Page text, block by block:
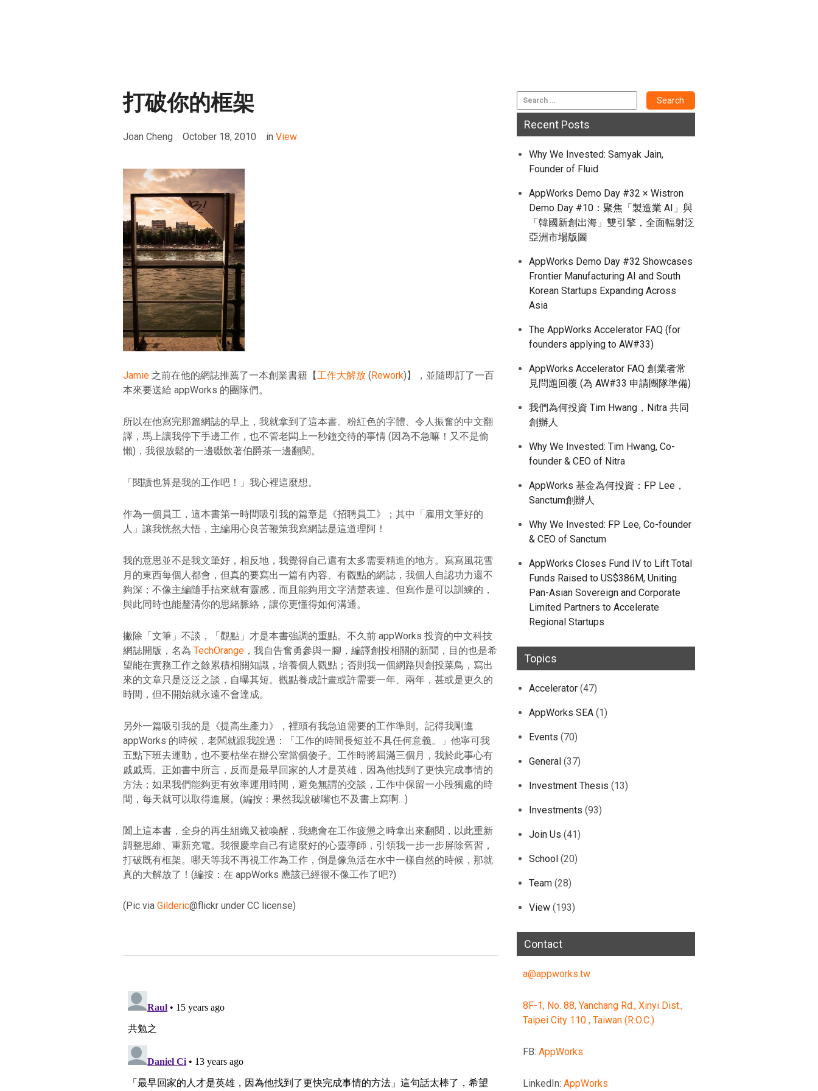
打破你的框架
Joan Cheng October 18, 2010 in View
Jamie 之前在他的網誌推薦了一本創業書籍【工作大解放 (Rework)】，並隨即訂了一百
本來要送給 appWorks 的團隊們。
所以在他寫完那篇網誌的早上，我就拿到了這本書。粉紅色的字體、令人振奮的中文翻
譯，馬上讓我停下手邊工作，也不管老闆上一秒鐘交待的事情 (因為不急嘛！又不是偷
懶)，我很放鬆的一邊啜飲著伯爵茶一邊翻閱。
「閱讀也算是我的工作吧！」我心裡這麼想。
作為一個員工，這本書第一時間吸引我的篇章是《招聘員工》；其中「雇用文筆好的
人」讓我恍然大悟，主編用心良苦鞭策我寫網誌是這道理阿！
我的意思並不是我文筆好，相反地，我覺得自己還有太多需要精進的地方。寫寫風花雪
月的東西每個人都會，但真的要寫出一篇有內容、有觀點的網誌，我個人自認功力還不
夠深；不像主編隨手拈來就有靈感，而且能夠用文字清楚表達。但寫作是可以訓練的，
與此同時也能釐清你的思緒脈絡，讓你更懂得如何溝通。
撇除「文筆」不談，「觀點」才是本書強調的重點。不久前 appWorks 投資的中文科技
網誌開版，名為 TechOrange ，我自告奮勇參與一腳，編譯創投相關的新聞，目的也是希
望能在實務工作之餘累積相關知識，培養個人觀點；否則我一個網路與創投菜鳥，寫出
來的文章只是泛泛之談，自曝其短。觀點養成計畫或許需要一年、兩年，甚或是更久的
時間，但不開始就永遠不會達成。
另外一篇吸引我的是《提高生產力》，裡頭有我急迫需要的工作準則。記得我剛進
appWorks 的時候，老闆就跟我說過：「工作的時間長短並不具任何意義。」他寧可我
五點下班去運動，也不要枯坐在辦公室當個傻子。工作時將屆滿三個月，我於此事心有
戚戚焉。正如書中所言，反而是最早回家的人才是英雄，因為他找到了更快完成事情的
方法；如果我們能夠更有效率運用時間，避免無謂的交談，工作中保留一小段獨處的時
間，每天就可以取得進展。(編按：果然我說破嘴也不及書上寫啊…)
闔上這本書，全身的再生組織又被喚醒，我總會在工作疲憊之時拿出來翻閱，以此重新
調整思維、重新充電。我很慶幸自己有這麼好的心靈導師，引領我一步一步屏除舊習，
打破既有框架。哪天等我不再視工作為工作，倒是像魚活在水中一樣自然的時候，那就
真的大解放了！(編按：在 appWorks 應該已經很不像工作了吧?)
(Pic via Gilderic@flickr under CC license)
Recent Posts
Why We Invested: Samyak Jain,
Founder of Fluid
AppWorks Demo Day #32 × Wistron
Demo Day #10：聚焦「製造業 AI」與
「韓國新創出海」雙引擎，全面輻射泛
亞洲市場版圖
AppWorks Demo Day #32 Showcases
Frontier Manufacturing AI and South
Korean Startups Expanding Across
Asia
The AppWorks Accelerator FAQ (for
founders applying to AW#33)
AppWorks Accelerator FAQ 創業者常
見問題回覆 (為 AW#33 申請團隊準備)
我們為何投資 Tim Hwang，Nitra 共同
創辦人
Why We Invested: Tim Hwang, Co-
founder & CEO of Nitra
AppWorks 基金為何投資：FP Lee，
Sanctum創辦人
Why We Invested: FP Lee, Co-founder
& CEO of Sanctum
AppWorks Closes Fund IV to Lift Total
Funds Raised to US$386M, Uniting
Pan-Asian Sovereign and Corporate
Limited Partners to Accelerate
Regional Startups
Topics
Accelerator(47)
AppWorks SEA(1)
Events (70)
General(37)
Investment Thesis (13)
Investments (93)
Join Us (41)
School(20)
Team(28)
View(193)
Contact
a@appworks.tw
8F-1, No. 88, Yanchang Rd., Xinyi Dist.,
Taipei City 110 , Taiwan (R.O.C.)
FB: AppWorks
LinkedIn: AppWorks